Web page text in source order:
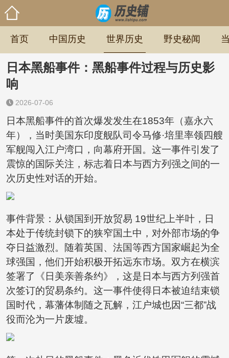
首页 中国历史 世界历史 野史秘闻
日本黑船事件：黑船事件过程与历史影
响
2026-07-06
日本黑船事件的首次爆发发生在1853年（嘉永六
年），当时美国东印度舰队司令马修·培里率领四艘
军舰闯入江户湾口，向幕府开国。这一事件引发了
震惊的国际关注，标志着日本与西方列强之间的一
次历史性对话的开始。
事件背景：从锁国到开放贸易 19世纪上半叶，日
本处于传统封锁下的狭窄国土中，对外部市场的争
夺日益激烈。随着英国、法国等西方国家崛起为全
球强国，他们开始积极开拓远东市场。双方在横滨
签署了《日美亲善条约》，这是日本与西方列强首
次签订的贸易条约。这一事件使得日本被迫结束锁
国时代，幕藩体制随之瓦解，江户城也因“三都”战
役而沦为一片废墟。